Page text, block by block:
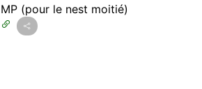
MP (pour le nest moitié)